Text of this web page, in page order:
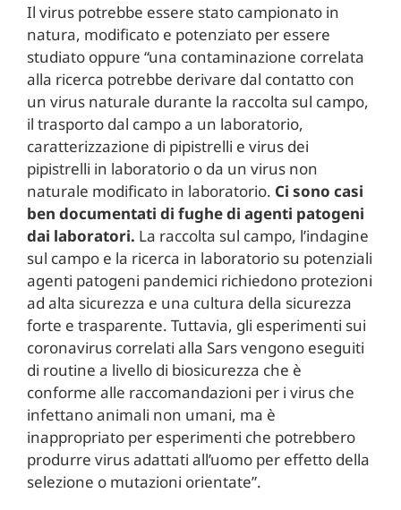
Il virus potrebbe essere stato campionato in
natura, modificato e potenziato per essere
studiato oppure “una contaminazione correlata
alla ricerca potrebbe derivare dal contatto con
un virus naturale durante la raccolta sul campo,
il trasporto dal campo a un laboratorio,
caratterizzazione di pipistrelli e virus dei
pipistrelli in laboratorio o da un virus non
naturale modificato in laboratorio. Ci sono casi
ben documentati di fughe di agenti patogeni
dai laboratori. La raccolta sul campo, l’indagine
sul campo e la ricerca in laboratorio su potenziali
agenti patogeni pandemici richiedono protezioni
ad alta sicurezza e una cultura della sicurezza
forte e trasparente. Tuttavia, gli esperimenti sui
coronavirus correlati alla Sars vengono eseguiti
di routine a livello di biosicurezza che è
conforme alle raccomandazioni per i virus che
infettano animali non umani, ma è
inappropriato per esperimenti che potrebbero
produrre virus adattati all’uomo per effetto della
selezione o mutazioni orientate”.